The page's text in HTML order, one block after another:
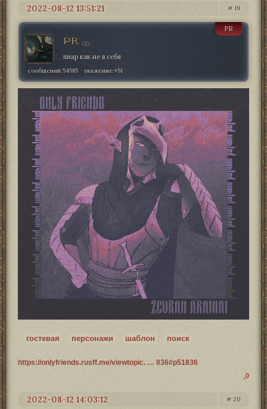
19
2022-08-12 13:51:21
PR
PR
пиар как не в себя
сообщений:54585 уважение:+51
гостевая персонажи шаблон поиск
https://onlyfriends.rusff.me/viewtopic. … 836#p51836
0
20
2022-08-12 14:03:12